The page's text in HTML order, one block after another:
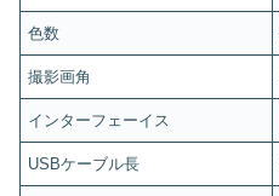
色数
撮影画角
インターフェーイス
USBケーブル長